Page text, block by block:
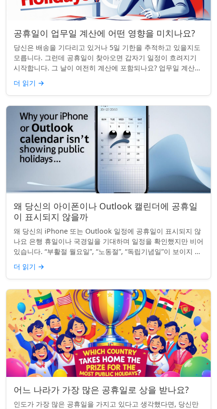
공휴일이 업무일 계산에 어떤 영향을 미치나요?
당신은 배송을 기다리고 있거나 5일 기한을 추적하고 있을지도
모릅니다. 그런데 공휴일이 찾아오면 갑자기 일정이 흐려지기
시작합니다. 그 날이 여전히 계산에 포함되나요? 업무일 계산을
할 때 공휴일은 생각보다 더 중요...
더 읽기 →
왜 당신의 아이폰이나 Outlook 캘린더에 공휴일
이 표시되지 않을까
왜 당신의 iPhone 또는 Outlook 일정에 공휴일이 표시되지 않
나요 은행 휴일이나 국경일을 기대하며 일정을 확인했지만 비어
있습니다. “부활절 월요일”, “노동절”, “독립기념일”이 보이지 않
네요. iPhon...
더 읽기 →
어느 나라가 가장 많은 공휴일로 상을 받나요?
인도가 가장 많은 공휴일을 가지고 있다고 생각했다면, 당신만